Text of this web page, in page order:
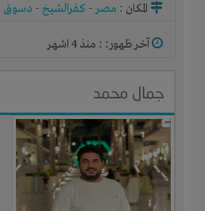
المكان : مصر- كفرالشيخ- دسوق
آخر ظهور: : منذ 4 اشهر
جمال محمد